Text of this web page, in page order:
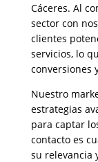
Cáceres. Al
sector con
clientes
servicios, lo
conversiones
Nuestro
estrategias
para captar
contacto es
su relevancia